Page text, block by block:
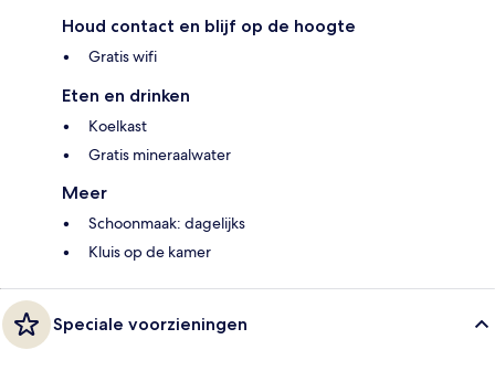
Houd contact en blijf op de hoogte
Gratis wifi
Eten en drinken
Koelkast
Gratis mineraalwater
Meer
Schoonmaak: dagelijks
Kluis op de kamer
Speciale voorzieningen